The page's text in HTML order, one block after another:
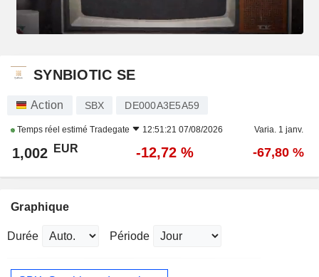
SYNBIOTIC SE
Action SBX DE000A3E5A59
Temps réel estimé Tradegate 12:51:21 07/08/2026 Varia. 1 janv.
1,002 EUR -12,72 % -67,80 %
Graphique
Durée Période